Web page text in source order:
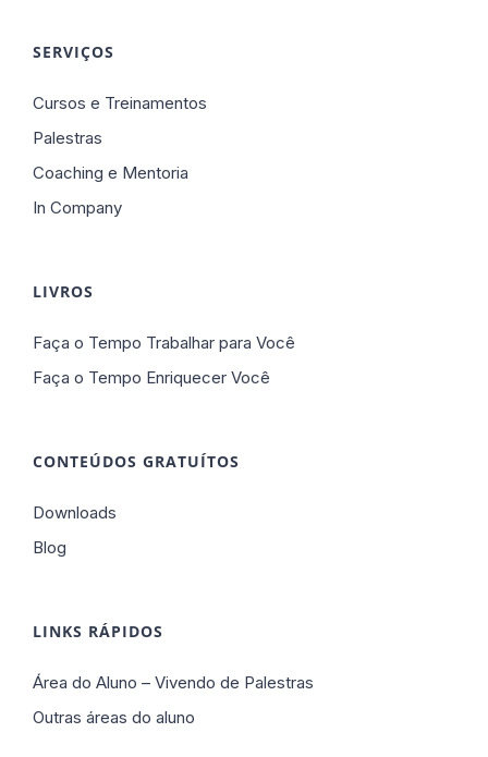
SERVIÇOS
Cursos e Treinamentos
Palestras
Coaching e Mentoria
In Company
LIVROS
Faça o Tempo Trabalhar para Você
Faça o Tempo Enriquecer Você
CONTEÚDOS GRATUÍTOS
Downloads
Blog
LINKS RÁPIDOS
Área do Aluno – Vivendo de Palestras
Outras áreas do aluno